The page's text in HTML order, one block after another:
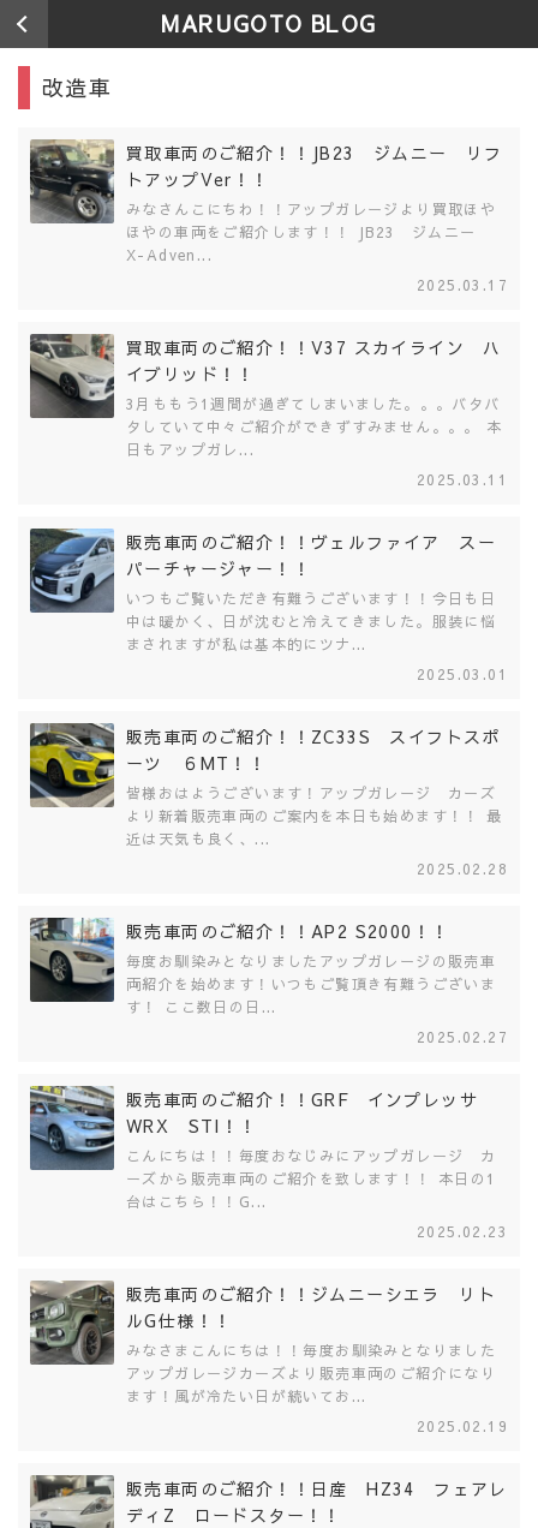
MARUGOTO BLOG
改造車
買取車両のご紹介！！JB23 ジムニー リフ
トアップVer！！
みなさんこにちわ！！アップガレージより買取ほや
ほやの車両をご紹介します！！ JB23 ジムニー
X-Adven...
2025.03.17
買取車両のご紹介！！V37 スカイライン ハ
イブリッド！！
3月ももう1週間が過ぎてしまいました。。。バタバ
タしていて中々ご紹介ができずすみません。。。 本
日もアップガレ...
2025.03.11
販売車両のご紹介！！ヴェルファイア スー
パーチャージャー！！
いつもご覧いただき有難うございます！！今日も日
中は暖かく、日が沈むと冷えてきました。服装に悩
まされますが私は基本的にツナ...
2025.03.01
販売車両のご紹介！！ZC33S スイフトスポ
ーツ ６MT！！
皆様おはようございます！アップガレージ カーズ
より新着販売車両のご案内を本日も始めます！！ 最
近は天気も良く、...
2025.02.28
販売車両のご紹介！！AP2 S2000！！
毎度お馴染みとなりましたアップガレージの販売車
両紹介を始めます！いつもご覧頂き有難うございま
す！ ここ数日の日...
2025.02.27
販売車両のご紹介！！GRF インプレッサ
WRX STI！！
こんにちは！！毎度おなじみにアップガレージ カ
ーズから販売車両のご紹介を致します！！ 本日の1
台はこちら！！G...
2025.02.23
販売車両のご紹介！！ジムニーシエラ リト
ルG仕様！！
みなさまこんにちは！！毎度お馴染みとなりました
アップガレージカーズより販売車両のご紹介になり
ます！風が冷たい日が続いてお...
2025.02.19
販売車両のご紹介！！日産 HZ34 フェアレ
ディZ ロードスター！！